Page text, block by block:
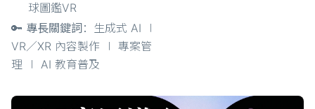
球圖鑑VR
🔑 專長關鍵詞 ：生成式 AI ∣
VR／XR 內容製作 ∣ 專案管
理 ∣ AI 教育普及